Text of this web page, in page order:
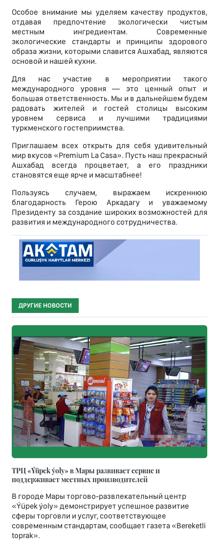
Особое внимание мы уделяем качеству продуктов,
отдавая предпочтение экологически чистым
местным ингредиентам. Современные
экологические стандарты и принципы здорового
образа жизни, которыми славится Ашхабад, являются
основой и нашей кухни.
Для нас участие в мероприятии такого
международного уровня — это ценный опыт и
большая ответственность. Мы и в дальнейшем будем
радовать жителей и гостей столицы высоким
уровнем сервиса и лучшими традициями
туркменского гостеприимства.
Приглашаем всех открыть для себя удивительный
мир вкусов «Premium La Casa». Пусть наш прекрасный
Ашхабад всегда процветает, а его праздники
становятся еще ярче и масштабнее!
Пользуясь случаем, выражаем искреннюю
благодарность Герою Аркадагу и уважаемому
Президенту за создание широких возможностей для
развития и международного сотрудничества.
ДРУГИЕ НОВОСТИ
ТРЦ «Ýüpek ýoly» в Мары развивает сервис и
поддерживает местных производителей
В городе Мары торгово-развлекательный центр
«Ýüpek ýoly» демонстрирует успешное развитие
сферы торговли и услуг, соответствующее
современным стандартам, сообщает газета «Bereketli
toprak».